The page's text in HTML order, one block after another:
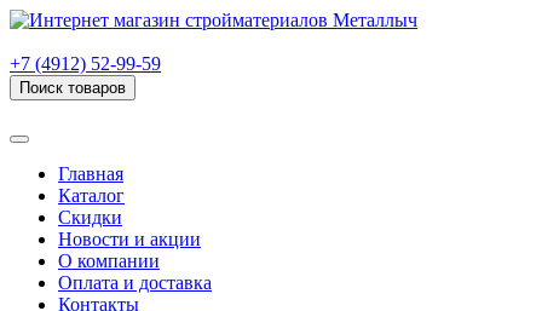
+7 (4912) 52-99-59
Поиск товаров
Главная
Каталог
Скидки
Новости и акции
О компании
Оплата и доставка
Контакты